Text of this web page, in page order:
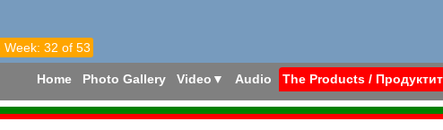
32 of 53
Home Photo Gallery Video ▼ Audio The Products /